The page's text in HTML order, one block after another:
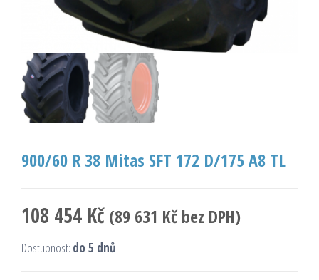
900/60 R 38 Mitas SFT 172 D/175 A8 TL
108 454 Kč (89 631 Kč bez DPH)
Dostupnost: do 5 dnů